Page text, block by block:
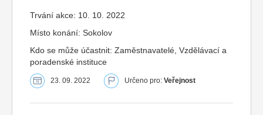
Trvání akce: 10. 10. 2022
Místo konání: Sokolov
Kdo se může účastnit: Zaměstnavatelé, Vzdělávací a
poradenské instituce
23. 09. 2022 Určeno pro: Veřejnost